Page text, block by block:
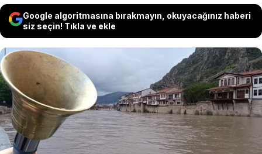
Google algoritmasına bırakmayın, okuyacağınız haberi
siz seçin! Tıkla ve ekle
Yoğun yağış alan Yeşilırmak'ta su
seviyesinin yükselmesiyle birlikte olası sel
ve taşkın riskine karşı Tokat ve Amasya'nın
bazı ilçelerinde eğitime ara verildi.